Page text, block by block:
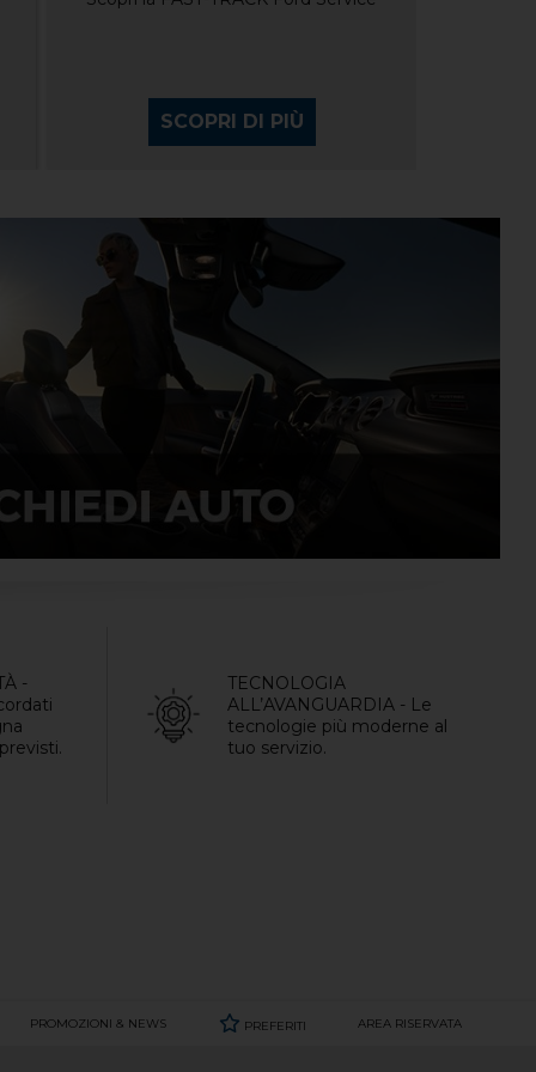
SCOPRI DI PIÙ
-
TECNOLOGIA
ALL’AVANGUARDIA - Le
tecnologie più moderne al
tuo servizio.
PROMOZIONI & NEWS PREFERITI AREA RISERVATA